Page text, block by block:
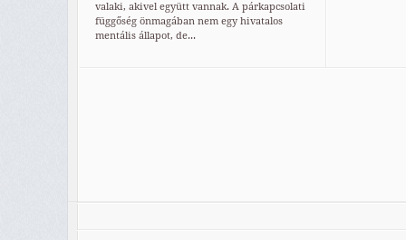
valaki, akivel együtt vannak. A párkapcsolati
függőség önmagában nem egy hivatalos
mentális állapot, de...